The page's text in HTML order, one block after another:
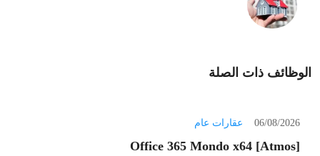
الوظائف ذات الصلة
06/08/2026 عقارات عام
Office 365 Mondo x64 [Atmos]